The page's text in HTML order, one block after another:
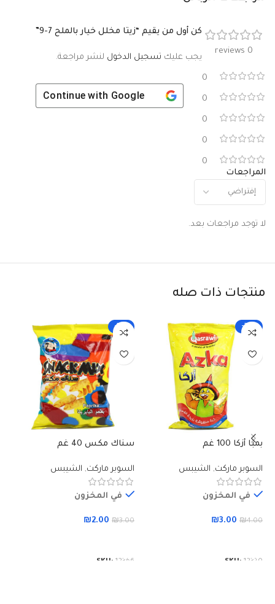
0 reviews
0
0
0
0
0
المراجعات
لا توجد مراجعات بعد.
كن أول من يقيم “زيتا مخلل خيار بالملح 7-9”
يجب عليك تسجيل الدخول لنشر مراجعة.
Continue with Google
منتجات ذات صله
-25%
بمبا أزكا 100 غم
السوبر ماركت, الشيبس
في المخزون
₪4.00
₪3.00
SKU: 12370
-33%
سناك مكس 40 غم
السوبر ماركت, الشيبس
في المخزون
₪3.00
₪2.00
SKU: 12366